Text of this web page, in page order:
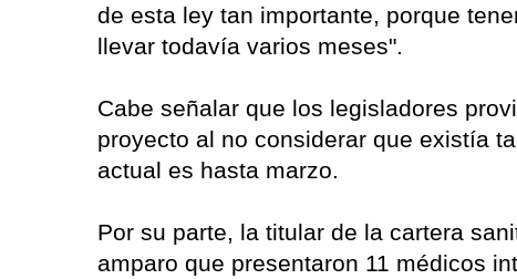
de esta ley tan importante, porque
llevar todavía varios meses".
Cabe señalar que los legisladores
proyecto al no considerar que existía
actual es hasta marzo.
Por su parte, la titular de la cartera
amparo que presentaron 11 médicos